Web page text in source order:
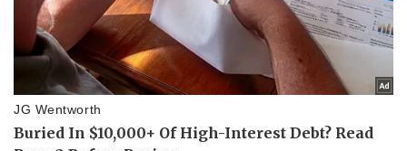
check-in
Cửa sổ tình yêu
Kể chuyện cho bé
Hạt giống tâm hồn